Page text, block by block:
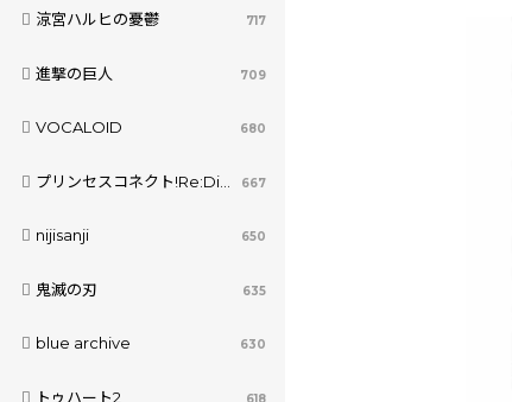
涼宮ハルヒの憂鬱 717
進撃の巨人 709
VOCALOID 680
プリンセスコネクト!Re:Dive 667
nijisanji 650
鬼滅の刃 635
blue archive 630
トゥハート2 618